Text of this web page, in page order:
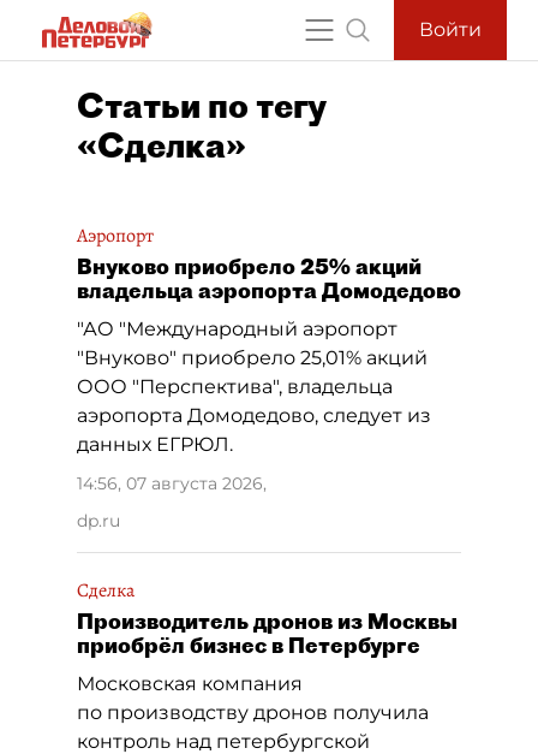
Войти
Статьи по тегу
«Сделка»
Аэропорт
Внуково приобрело 25% акций
владельца аэропорта Домодедово
"АО "Международный аэропорт
"Внуково" приобрело 25,01% акций
ООО "Перспектива", владельца
аэропорта Домодедово, следует из
данных ЕГРЮЛ.
14:56, 07 августа 2026,
dp.ru
Сделка
Производитель дронов из Москвы
приобрёл бизнес в Петербурге
Московская компания
по производству дронов получила
контроль над петербургской